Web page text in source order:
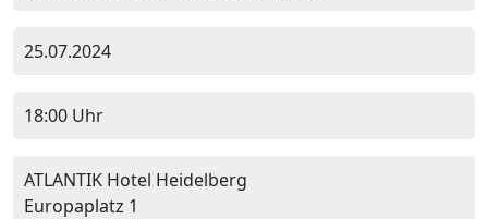
25.07.2024
18:00 Uhr
ATLANTIK Hotel Heidelberg
Europaplatz 1